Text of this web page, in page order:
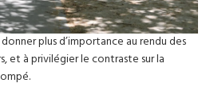
plus d’importance au rendu des
et à privilégier le contraste sur la